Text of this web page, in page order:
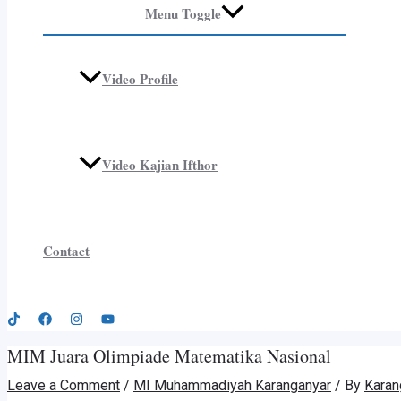
Menu Toggle
Video Profile
Video Kajian Ifthor
Contact
MIM Juara Olimpiade Matematika Nasional
Leave a Comment / MI Muhammadiyah Karanganyar / By